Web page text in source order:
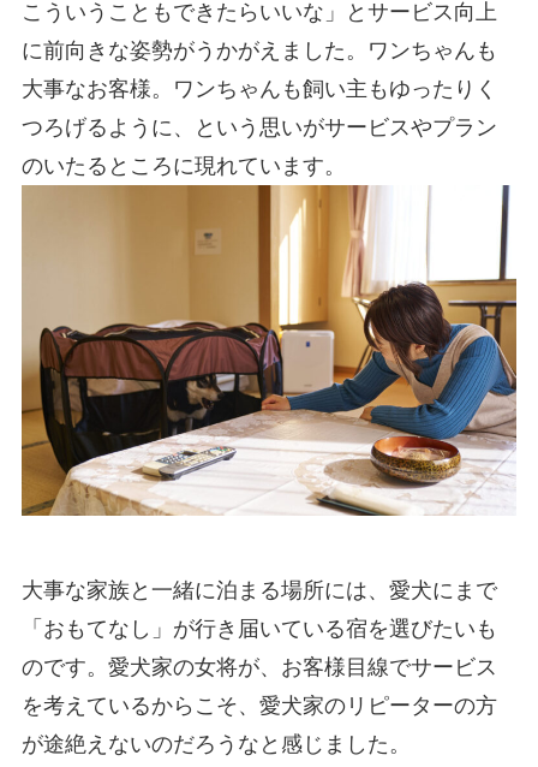
こういうこともできたらいいな」とサービス向上
に前向きな姿勢がうかがえました。ワンちゃんも
大事なお客様。ワンちゃんも飼い主もゆったりく
つろげるように、という思いがサービスやプラン
のいたるところに現れています。
大事な家族と一緒に泊まる場所には、愛犬にまで
「おもてなし」が行き届いている宿を選びたいも
のです。愛犬家の女将が、お客様目線でサービス
を考えているからこそ、愛犬家のリピーターの方
が途絶えないのだろうなと感じました。